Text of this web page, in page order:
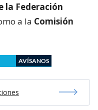
la Federación
a la Comisión
AVÍSANOS